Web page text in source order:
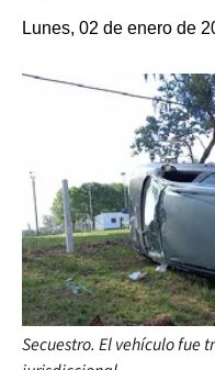
Lunes, 02 de enero de
Secuestro. El vehículo fue